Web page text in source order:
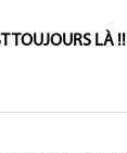
TOUJOURS LÀ !!